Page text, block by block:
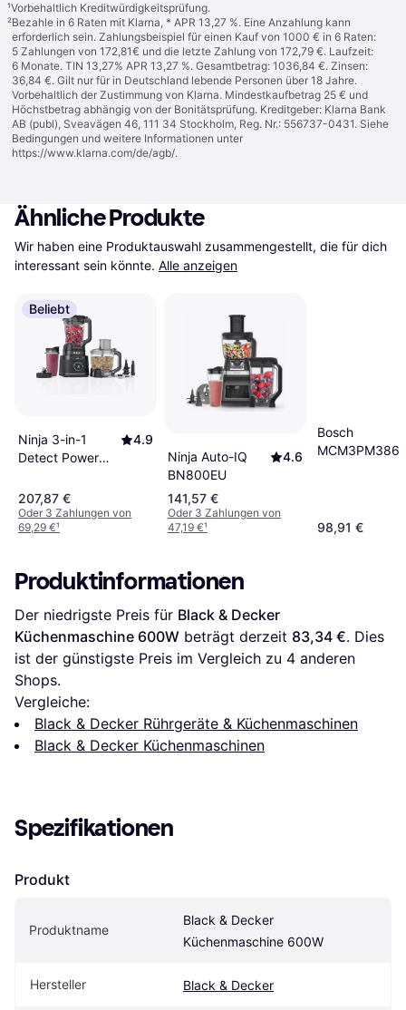
¹Vorbehaltlich Kreditwürdigkeitsprüfung.
²Bezahle in 6 Raten mit Klarna, * APR 13,27 %. Eine Anzahlung kann
erforderlich sein. Zahlungsbeispiel für einen Kauf von 1000 € in 6 Raten:
5 Zahlungen von 172,81€ und die letzte Zahlung von 172,79 €. Laufzeit:
6 Monate. TIN 13,27% APR 13,27 %. Gesamtbetrag: 1036,84 €. Zinsen:
36,84 €. Gilt nur für in Deutschland lebende Personen über 18 Jahre.
Vorbehaltlich der Zustimmung von Klarna. Mindestkaufbetrag 25 € und
Höchstbetrag abhängig von der Bonitätsprüfung. Kreditgeber: Klarna Bank
AB (publ), Sveavägen 46, 111 34 Stockholm, Reg. Nr.: 556737-0431. Siehe
Bedingungen und weitere Informationen unter
https://www.klarna.com/de/agb/.
Ähnliche Produkte
Wir haben eine Produktauswahl zusammengestellt, die für dich
interessant sein könnte. Alle anzeigen
Beliebt
Ninja 3-in-1
Detect Power
4.9
207,87 €
Oder 3 Zahlungen von
69,29 €¹
Ninja Auto-IQ
BN800EU
4.6
141,57 €
Oder 3 Zahlungen von
47,19 €¹
Bosch
MCM3PM386
98,91 €
Produktinformationen
Der niedrigste Preis für Black & Decker
Küchenmaschine 600W beträgt derzeit 83,34 €. Dies
ist der günstigste Preis im Vergleich zu 4 anderen
Shops.
Vergleiche:
Black & Decker Rührgeräte & Küchenmaschinen
Black & Decker Küchenmaschinen
Spezifikationen
Produkt
Produktname
Black & Decker
Küchenmaschine 600W
Hersteller Black & Decker